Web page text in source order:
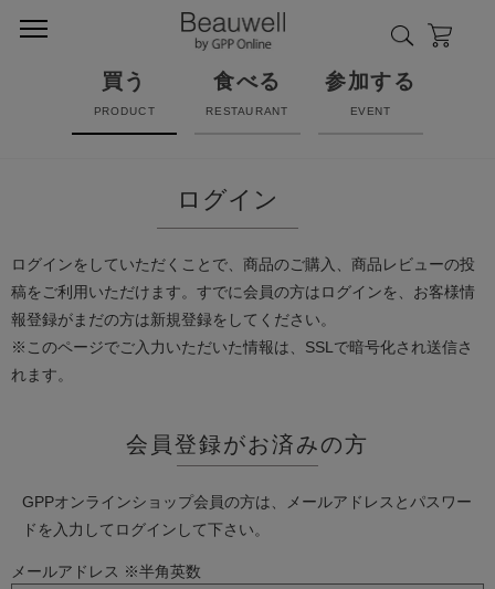
買う
PRODUCT
食べる
RESTAURANT
参加する
EVENT
ログイン
ログインをしていただくことで、商品のご購入、商品レビューの投
稿をご利用いただけます。すでに会員の方はログインを、お客様情
報登録がまだの方は新規登録をしてください。
※このページでご入力いただいた情報は、SSLで暗号化され送信さ
れます。
会員登録がお済みの方
GPPオンラインショップ会員の方は、メールアドレスとパスワー
ドを入力してログインして下さい。
メールアドレス ※半角英数